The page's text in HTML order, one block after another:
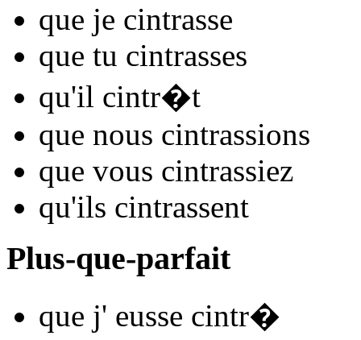
que je cintrasse
que tu cintrasses
qu'il cintr�t
que nous cintrassions
que vous cintrassiez
qu'ils cintrassent
Plus-que-parfait
que j' eusse cintr�